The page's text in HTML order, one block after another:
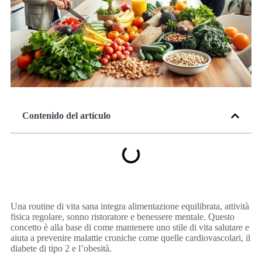
Contenido del artículo
Una routine di vita sana integra alimentazione equilibrata, attività
fisica regolare, sonno ristoratore e benessere mentale. Questo
concetto è alla base di come mantenere uno stile di vita salutare e
aiuta a prevenire malattie croniche come quelle cardiovascolari, il
diabete di tipo 2 e l’obesità.